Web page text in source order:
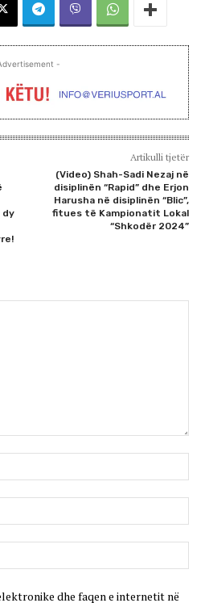
-
dy
Artikulli tjetër
(Video) Shah-Sadi Nezaj në
disiplinën “Rapid” dhe Erjon
Harusha në disiplinën “Blic”,
fitues të Kampionatit Lokal
“Shkodër 2024”
dhe faqen e internetit në